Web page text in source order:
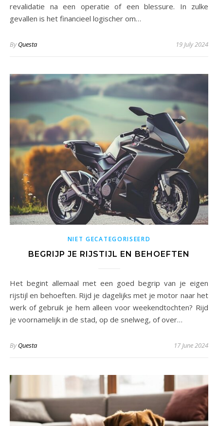
revalidatie na een operatie of een blessure. In zulke
gevallen is het financieel logischer om…
ByQuesta 19 July 2024
NIET GECATEGORISEERD
BEGRIJP JE RIJSTIJL EN BEHOEFTEN
Het begint allemaal met een goed begrip van je eigen
rijstijl en behoeften. Rijd je dagelijks met je motor naar het
werk of gebruik je hem alleen voor weekendtochten? Rijd
je voornamelijk in de stad, op de snelweg, of over…
ByQuesta 17 June 2024